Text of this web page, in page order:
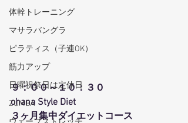
体幹トレーニング
マサラバングラ
ピラティス（子連OK）
筋力アップ
日曜祝祭日は定休日
ZUMBA
９：００～１０：３０
ohana Style Diet
３ヶ月集中ダイエットコース